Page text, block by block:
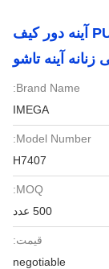
آینه آرایش قابل حمل ژله ای رنگی PU آینه دور کیف
زنانه آینه تاشو
Brand Name:
IMEGA
Model Number:
H7407
MOQ:
500 عدد
قیمت:
negotiable